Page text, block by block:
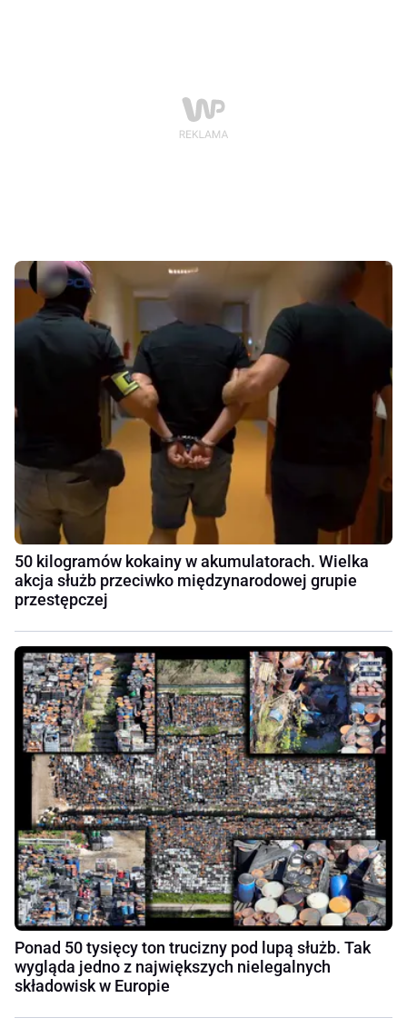
50 kilogramów kokainy w akumulatorach. Wielka
akcja służb przeciwko międzynarodowej grupie
przestępczej
Ponad 50 tysięcy ton trucizny pod lupą służb. Tak
wygląda jedno z największych nielegalnych
składowisk w Europie